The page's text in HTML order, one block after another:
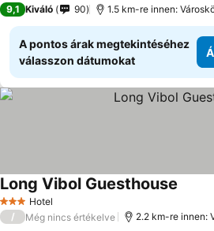
9,1 Kiváló 90 1.5 km-re innen:
A pontos árak megtekintéséhez
válasszon dátumokat
3 Kategória
Hotel
Long Vibol Guesthouse
/ Még nincs értékelve 2.2 km-re innen: